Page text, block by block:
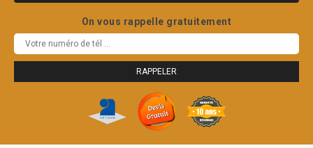
On vous rappelle gratuitement